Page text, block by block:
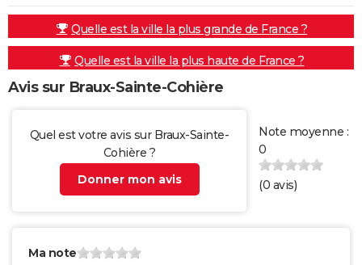
Quelle est la ville la plus grande de France ?
Quelle est la ville la plus haute de France ?
Avis sur Braux-Sainte-Cohière
Quel est votre avis sur Braux-Sainte-
Cohière ?
Donner mon avis
Note moyenne :
0
(0 avis)
Ma note